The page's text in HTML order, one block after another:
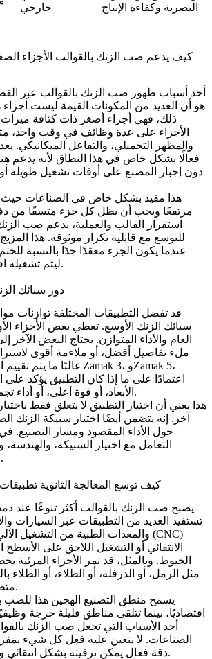
خارجي
البصرية وكفاءة الإنتاج
كيف يدعم صب الزنك بالقوالب الأجزاء
أحد أسباب ظهور صب الزنك بالقوالب عبر
هو أن العديد من المكونات القيمة ليست أجزاء
ذلك، فهي أجزاء أصغر ذات كثافة
الأجزاء على عدة وظائف في وقت واحد،
والمظهر التجميلي، والتفاعل الميكانيكي.
فعالًا بشكل خاص في هذا النطاق لأنه يدعم
دون إجبار المصنع على أوقات تشغيل طويلة
هذا مفيد بشكل خاص في الصناعات حيث
مرتفعًا ويجب أن يظل كل جزء متسقًا من
استقرار القالب والعملية، يدعم صب الزنك
للتوسع مع قابلية تكرار موثوقة. هذا
عندما يكون الجزء معقدًا جدًا بالنسبة
ليتم تشغيله اقتصاديًا بكميات كبيرة.
دور سبائك
قد تفضل التطبيقات المختلفة توازنات
سبائك الزنك الأوسع. تعطي بعض الأجزاء
العام والأداء المتوازن. يحتاج البعض الآخر
ملء تفاصيل أفضل، أو ملاءمة أقوى
Zamak 3 ، وZamak 5،
الأبعاد، أو قوة أعلى، أو أداء تجميلي للميزات الدقيقة.
هذا يعني أن اختيار التطبيق لا يتعلق فقط
آخر. إنه يتضمن أيضًا اختيار سبيكة الزنك
حول الأداء المقصود ومسار التصنيع. في
التعامل مع اختيار السبيكة،
والفحص كنظام واحد.
كيف توسع المعالجة الثانوية
يصبح صب الزنك بالقوالب أكثر تنوعًا عند
تستفيد العديد من التطبيقات عبر السيارات
والمعدات الطبية من التشغيل الآلي باستخدام الحاسوب (CNC)
الانتقائي أو التشغيل اللاحق على الأسطح
الخيوط. وبالمثل، قد تمر الأجزاء المرئية
مثل الرمل، أو الدرفلة، أو الطلاء، أو الطلاء
متطلبات مظهرها وبيئتها.
يسمح منطق التصنيع الهجين هذا
اقتصاديًا، بينما تتلقى مناطق قليلة حرجة
أحد الأسباب التي تجعل صب الزنك
الصناعات. لا يتعين عليه فعل كل شيء
دقة فعال يمكن ترقيته بشكل انتقائي وفقًا لاحتياجات المنتج.